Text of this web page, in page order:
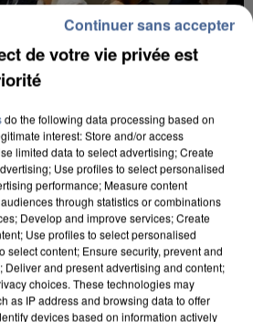
FRANCE LANCE UN ÉLAN
LES...
de votre vie privée est
do the following data processing based on
interest: Store and/or access
limited data to select advertising; Create
Use profiles to select personalised
performance; Measure content
through statistics or combinations
Develop and improve services; Create
Use profiles to select personalised
select content; Ensure security, prevent and
Deliver and present advertising and content;
choices. These technologies may
as IP address and browsing data to offer
devices based on information actively
Continuer sans accepter